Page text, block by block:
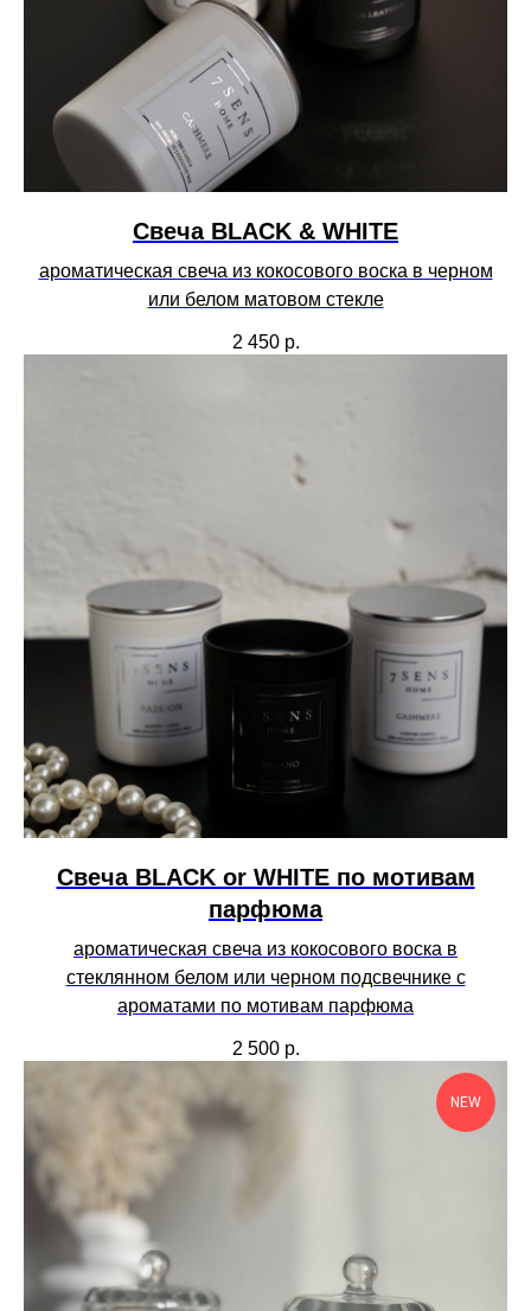
Свеча BLACK & WHITE
ароматическая свеча из кокосового воска в черном
или белом матовом стекле
2 450 р.
Свеча BLACK or WHITE по мотивам
парфюма
ароматическая свеча из кокосового воска в
стеклянном белом или черном подсвечнике с
ароматами по мотивам парфюма
2 500 р.
NEW